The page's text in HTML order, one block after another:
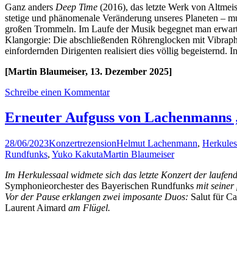
Ganz anders Deep Time (2016), das letzte Werk von
stetige und phänomenale Veränderung unseres Planeten –
großen Trommeln. Im Laufe der Musik begegnet man
Klangorgie: Die abschließenden Röhrenglocken mit
einfordernden Dirigenten realisiert dies völlig begeisternd.
[Martin Blaumeiser, 13. Dezember 2025]
Schreibe einen Kommentar
Erneuter Aufguss von
28/06/2023KonzertrezensionHelmut Lachenmann,
Rundfunks, Yuko KakutaMartin Blaumeiser
Im Herkulessaal widmete sich das letzte Konzert der
Symphonieorchester des Bayerischen Rundfunks mit seiner
Vor der Pause erklangen zwei imposante Duos: Salut für
Laurent Aimard am Flügel.